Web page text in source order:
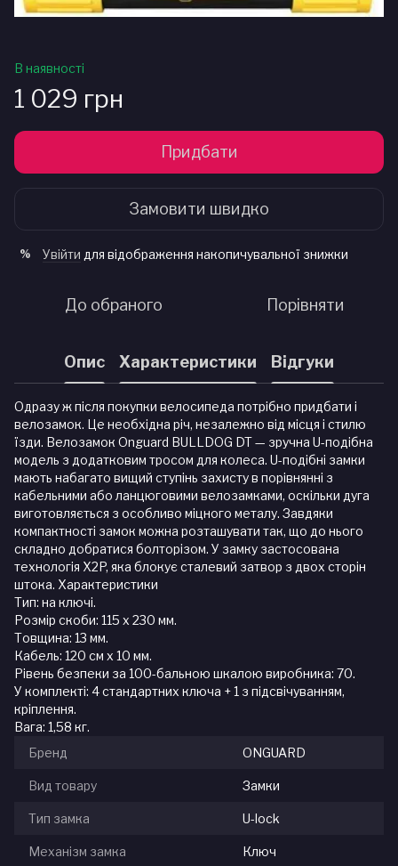
В наявності
1 029 грн
Придбати
Замовити швидко
% Увійти для відображення накопичувальної знижки
До обраного Порівняти
Опис Характеристики Відгуки
Одразу ж після покупки велосипеда потрібно придбати і
велозамок. Це необхідна річ, незалежно від місця і стилю
їзди. Велозамок Onguard BULLDOG DT — зручна U-подібна
модель з додатковим тросом для колеса. U-подібні замки
мають набагато вищий ступінь захисту в порівнянні з
кабельними або ланцюговими велозамками, оскільки дуга
виготовляється з особливо міцного металу. Завдяки
компактності замок можна розташувати так, що до нього
складно добратися болторізом. У замку застосована
технологія X2P, яка блокує сталевий затвор з двох сторін
штока. Характеристики
Тип: на ключі.
Розмір скоби: 115 x 230 мм.
Товщина: 13 мм.
Кабель: 120 см х 10 мм.
Рівень безпеки за 100-бальною шкалою виробника: 70.
У комплекті: 4 стандартних ключа + 1 з підсвічуванням,
кріплення.
Вага: 1,58 кг.
Бренд
ONGUARD
Вид товару Замки
Тип замка U-lock
Механізм замка Ключ